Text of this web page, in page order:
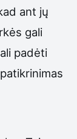
ant jų
gali
padėti